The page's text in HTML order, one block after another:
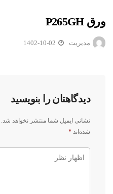
ورق P265GH
مدیریت 1402-10-02
دیدگاهتان را بنویسید
نشانی ایمیل شما منتشر نخواهد شد.
شده‌اند *